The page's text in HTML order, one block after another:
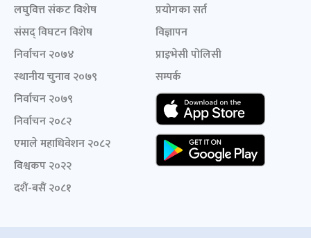
लघुवित्त संकट विशेष
संसद् विघटन विशेष
निर्वाचन २०७४
स्थानीय चुनाव २०७९
निर्वाचन २०७९
निर्वाचन २०८२
एमाले महाधिवेशन २०८२
विश्वकप २०२२
दशैं-बसैं २०८१
प्रयोगका सर्त
विज्ञापन
प्राइभेसी पोलिसी
सम्पर्क